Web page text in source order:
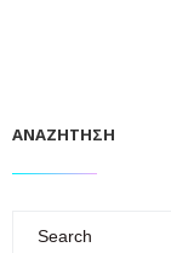
ΑΝΑΖΗΤΗΣΗ